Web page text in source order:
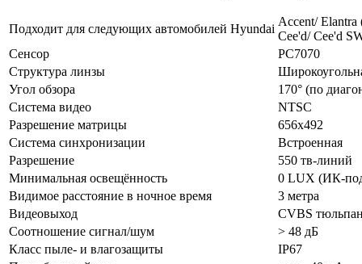
Подходит для следующих автомобилей Hyundai
Accent/
Cee'd/ Cee'd
Сенсор
PC7070
Структура линзы
Угол обзора
170° (по
Система видео
NTSC
Разрешение матрицы
656x492
Система синхронизации
Встроенная
Разрешение
550 тв-линий
Минимальная освещённость
0 LUX (ИК-
Видимое расстояние в ночное время
3 метра
Видеовыход
CVBS
Соотношение сигнал/шум
> 48 дБ
Класс пыле- и влагозащиты
IP67